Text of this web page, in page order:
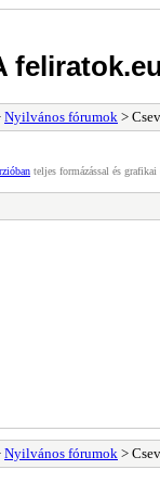
Nyilvános fórumok >
teljes formázással és grafikai
Nyilvános fórumok >